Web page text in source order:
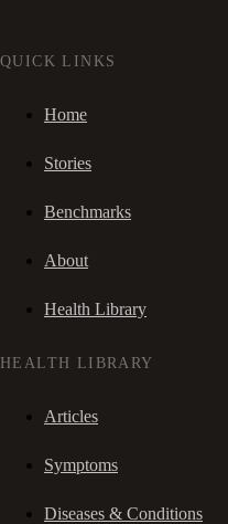
QUICK LINKS
Home
Stories
Benchmarks
About
Health Library
HEALTH LIBRARY
Articles
Symptoms
Diseases & Conditions